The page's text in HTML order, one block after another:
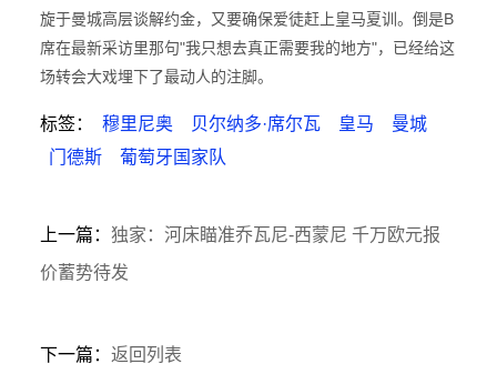
旋于曼城高层谈解约金，又要确保爱徒赶上皇马夏训。倒是B
席在最新采访里那句"我只想去真正需要我的地方"，已经给这
场转会大戏埋下了最动人的注脚。
标签： 穆里尼奥 贝尔纳多·席尔瓦 皇马
曼城
门德斯
葡萄牙国家队
上一篇： 独家：河床瞄准乔瓦尼-西蒙尼 千万欧元报
价蓄势待发
下一篇： 返回列表